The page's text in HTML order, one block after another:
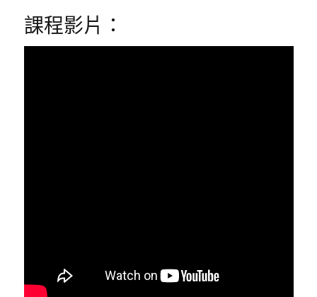
課程影片：